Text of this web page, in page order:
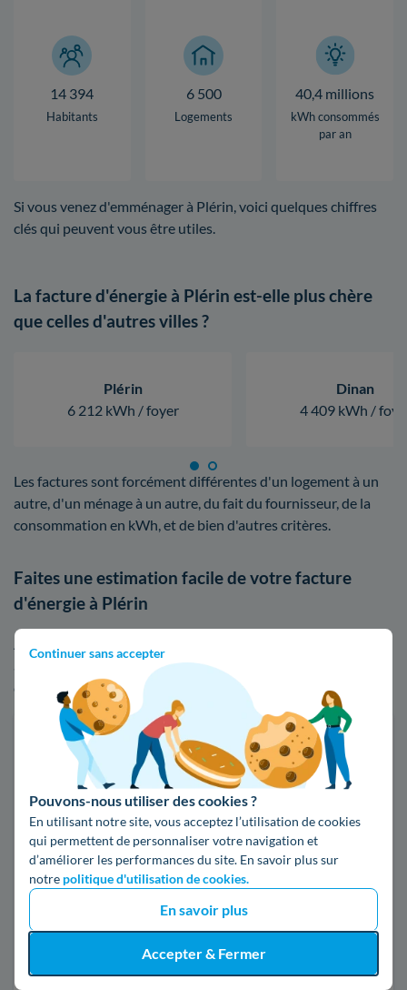
Continuer sans accepter
Pouvons-nous utiliser des cookies ?
En utilisant notre site, vous acceptez l’utilisation de cookies
qui permettent de personnaliser votre navigation et
d’améliorer les performances du site. En savoir plus sur
notre politique d'utilisation de cookies.
En savoir plus
Accepter & Fermer
14 394
Habitants
6 500
Logements
40,4 millions
kWh consommés
par an
Si vous venez d'emménager à Plérin, voici quelques chiffres
clés qui peuvent vous être utiles.
La facture d'énergie à Plérin est-elle plus chère
que celles d'autres villes ?
Plérin
6 212 kWh / foyer
Dinan
4 409 kWh /
Les factures sont forcément différentes d'un logement à un
autre, d'un ménage à un autre, du fait du fournisseur, de la
consommation en kWh, et de bien d'autres critères.
Faites une estimation facile de votre facture
d'énergie à Plérin
acteurs du marché, n'hésitez pas à faire usage de notre
comparateur d'offres d'électricité ou de gaz :
Faites des économies sur vos factures d'énergie
Je compare
Électricité Gaz naturel
Code postal
22190 (PLERIN)